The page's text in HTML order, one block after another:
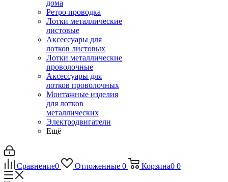
дома
Ретро проводка
Лотки металлические
листовые
Аксессуары для
лотков листовых
Лотки металлические
проволочные
Аксессуары для
лотков проволочных
Монтажные изделия
для лотков
металлических
Электродвигатели
Ещё
Сравнение0 Отложенные 0 Корзина0 0